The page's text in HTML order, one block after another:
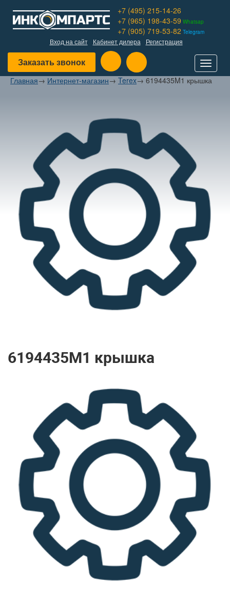
+7 (495) 215-14-26
+7 (965) 198-43-59 Whatsap
+7 (905) 719-53-82 Telegram
Вход на сайт Кабинет дилера Регистрация
Заказать звонок
Toggle
Главная→ Интернет-магазин→ Terex→ 6194435M1 крышка
6194435M1 крышка